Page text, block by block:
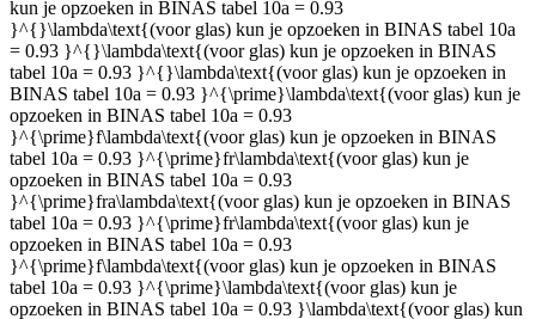
kun je opzoeken in BINAS tabel 10a = 0.93
}^{}\lambda\text{(voor glas) kun je opzoeken in BINAS tabel 10a
= 0.93 }^{}\lambda\text{(voor glas) kun je opzoeken in BINAS
tabel 10a = 0.93 }^{}\lambda\text{(voor glas) kun je opzoeken in
BINAS tabel 10a = 0.93 }^{\prime}\lambda\text{(voor glas) kun je
opzoeken in BINAS tabel 10a = 0.93
}^{\prime}f\lambda\text{(voor glas) kun je opzoeken in BINAS
tabel 10a = 0.93 }^{\prime}fr\lambda\text{(voor glas) kun je
opzoeken in BINAS tabel 10a = 0.93
}^{\prime}fra\lambda\text{(voor glas) kun je opzoeken in BINAS
tabel 10a = 0.93 }^{\prime}fr\lambda\text{(voor glas) kun je
opzoeken in BINAS tabel 10a = 0.93
}^{\prime}f\lambda\text{(voor glas) kun je opzoeken in BINAS
tabel 10a = 0.93 }^{\prime}\lambda\text{(voor glas) kun je
opzoeken in BINAS tabel 10a = 0.93 }\lambda\text{(voor glas) kun